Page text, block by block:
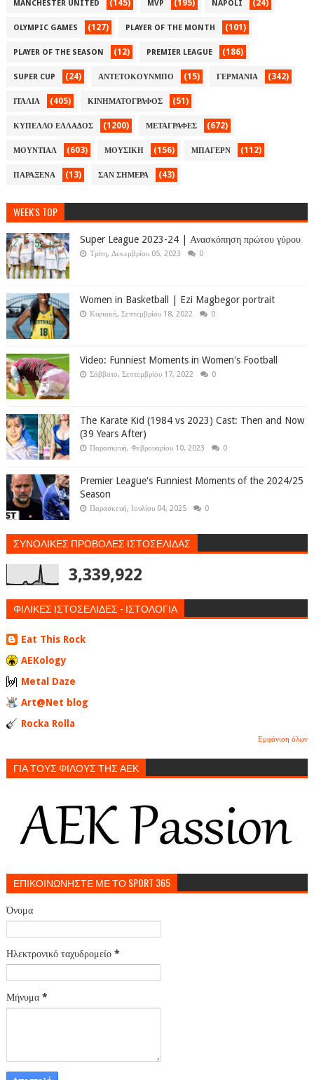
MANCHESTER UNITED (145) MVP (195) NAPOLI (24)
OLYMPIC GAMES (127) PLAYER OF THE MONTH (101)
PLAYER OF THE SEASON (12) PREMIER LEAGUE (186)
SUPER CUP (24) ΑΝΤΕΤΟΚΟΥΝΜΠΟ (15) ΓΕΡΜΑΝΙΑ (342)
ΙΤΑΛΙΑ (405) ΚΙΝΗΜΑΤΟΓΡΑΦΟΣ (51)
ΚΥΠΕΛΛΟ ΕΛΛΑΔΟΣ (1200) ΜΕΤΑΓΡΑΦΕΣ (672)
ΜΟΥΝΤΙΑΛ (603) ΜΟΥΣΙΚΗ (156) ΜΠΑΓΕΡΝ (112)
ΠΑΡΑΞΕΝΑ (13) ΣΑΝ ΣΗΜΕΡΑ (43)
WEEK'S TOP
Super League 2023-24 | Ανασκόπηση πρώτου γύρου
Τρίτη, Δεκεμβρίου 05, 2023 0
Women in Basketball | Ezi Magbegor portrait
Κυριακή, Σεπτεμβρίου 18, 2022 0
Video: Funniest Moments in Women's Football
Σάββατο, Σεπτεμβρίου 17, 2022 0
The Karate Kid (1984 vs 2023) Cast: Then and Now
(39 Years After)
Παρασκευή, Φεβρουαρίου 10, 2023 0
Premier League's Funniest Moments of the 2024/25
Season
Παρασκευή, Ιουλίου 04, 2025 0
ΣΥΝΟΛΙΚΕΣ ΠΡΟΒΟΛΕΣ ΙΣΤΟΣΕΛΙΔΑΣ
3,339,922
ΦΙΛΙΚΕΣ ΙΣΤΟΣΕΛΙΔΕΣ - ΙΣΤΟΛΟΓΙΑ
Eat This Rock
AEKology
Metal Daze
Art@Net blog
Rocka Rolla
Εμφάνιση όλων
ΓΙΑ ΤΟΥΣ ΦΙΛΟΥΣ ΤΗΣ ΑΕΚ
ΕΠΙΚΟΙΝΩΝΗΣΤΕ ΜΕ ΤΟ SPORT 365
Όνομα
Ηλεκτρονικό ταχυδρομείο *
Μήνυμα *